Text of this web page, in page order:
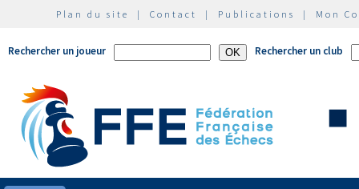
Plan du site | Contact | Publications | Mon
Rechercher un joueur Rechercher un club